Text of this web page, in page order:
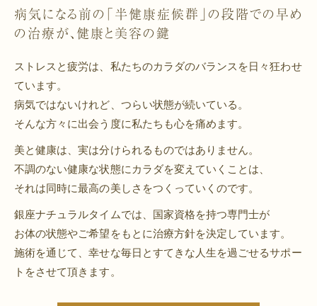
病気になる前の「半健康症候群」の段階での早め
の治療が、健康と美容の鍵
ストレスと疲労は、私たちのカラダのバランスを日々狂わせ
ています。
病気ではないけれど、つらい状態が続いている。
そんな方々に出会う度に私たちも心を痛めます。
美と健康は、実は分けられるものではありません。
不調のない健康な状態にカラダを変えていくことは、
それは同時に最高の美しさをつくっていくのです。
銀座ナチュラルタイムでは、国家資格を持つ専門士が
お体の状態やご希望をもとに治療方針を決定しています。
施術を通じて、幸せな毎日とすてきな人生を過ごせるサポー
トをさせて頂きます。